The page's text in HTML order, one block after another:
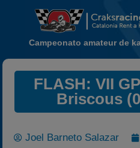
Campeonato amateur de
FLASH: VII
Briscous
Joel Barneto Salazar